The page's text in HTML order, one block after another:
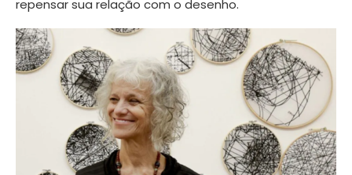
repensar sua relação com o desenho.